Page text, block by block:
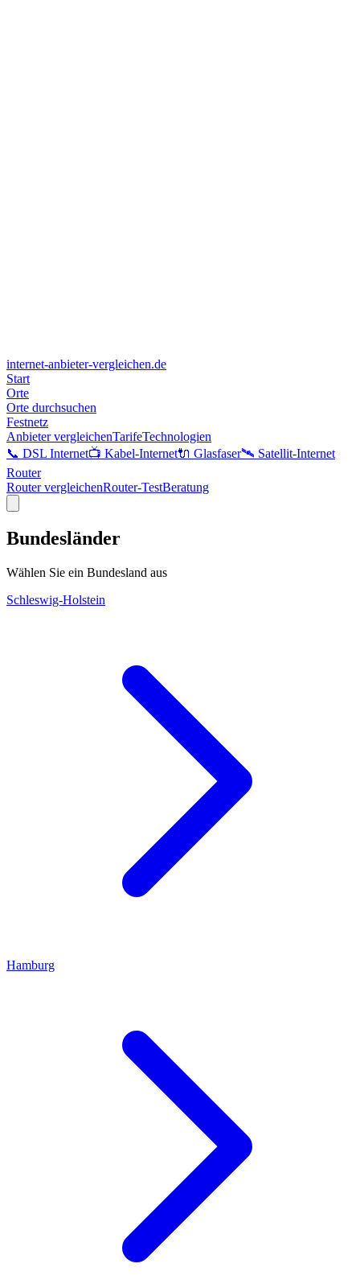
internet-anbieter-vergleichen.de
Start
Orte
Orte durchsuchen
Festnetz
Anbieter vergleichenTarifeTechnologien
📞 DSL Internet📺 Kabel-Internet🔌 Glasfaser🛰️ Satellit-Internet
Router
Router vergleichenRouter-TestBeratung
Bundesländer
Wählen Sie ein Bundesland aus
Schleswig-Holstein
Hamburg